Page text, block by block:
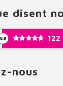
disent
nous